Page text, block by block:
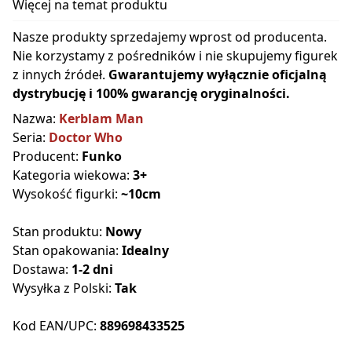
Więcej na temat produktu
Nasze produkty sprzedajemy wprost od producenta.
Nie korzystamy z pośredników i nie skupujemy figurek
z innych źródeł. Gwarantujemy wyłącznie oficjalną
dystrybucję i 100% gwarancję oryginalności.
Nazwa: Kerblam Man
Seria: Doctor Who
Producent: Funko
Kategoria wiekowa: 3+
Wysokość figurki: ~10cm
Stan produktu: Nowy
Stan opakowania: Idealny
Dostawa: 1-2 dni
Wysyłka z Polski: Tak
Kod EAN/UPC: 889698433525